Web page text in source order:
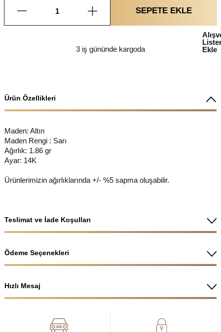
SEPETE EKLE
3 iş gününde kargoda
Ürün Özellikleri
Maden: Altın
Maden Rengi : Sarı
Ağırlık: 1.86 gr
Ayar: 14K
Ürünlerimizin ağırlıklarında +/- %5 sapma oluşabilir.
Teslimat ve İade Koşulları
Ödeme Seçenekleri
Hızlı Mesaj
Ekle